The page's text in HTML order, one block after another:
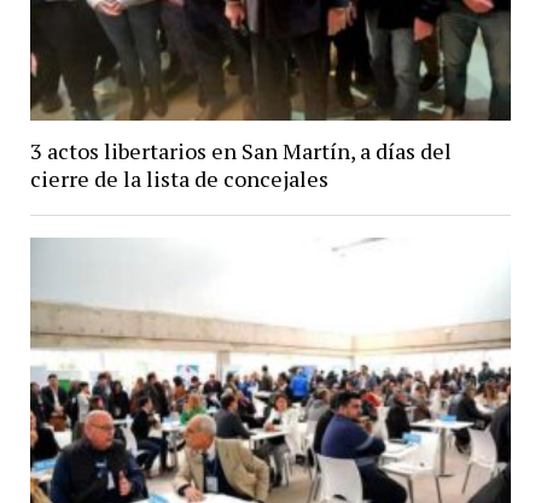
3 actos libertarios en San Martín, a días del
cierre de la lista de concejales